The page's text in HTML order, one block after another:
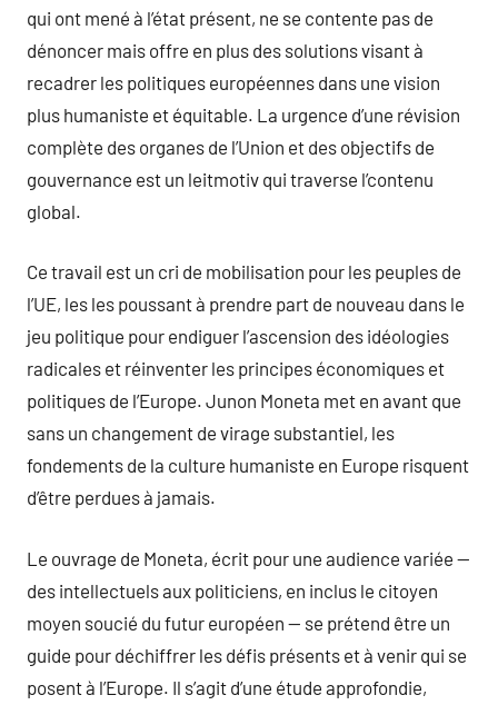
qui ont mené à l’état présent, ne se contente pas de
dénoncer mais offre en plus des solutions visant à
recadrer les politiques européennes dans une vision
plus humaniste et équitable. La urgence d’une révision
complète des organes de l’Union et des objectifs de
gouvernance est un leitmotiv qui traverse l’contenu
global.
Ce travail est un cri de mobilisation pour les peuples de
l’UE, les les poussant à prendre part de nouveau dans le
jeu politique pour endiguer l’ascension des idéologies
radicales et réinventer les principes économiques et
politiques de l’Europe. Junon Moneta met en avant que
sans un changement de virage substantiel, les
fondements de la culture humaniste en Europe risquent
d’être perdues à jamais.
Le ouvrage de Moneta, écrit pour une audience variée —
des intellectuels aux politiciens, en inclus le citoyen
moyen soucié du futur européen — se prétend être un
guide pour déchiffrer les défis présents et à venir qui se
posent à l’Europe. Il s’agit d’une étude approfondie,